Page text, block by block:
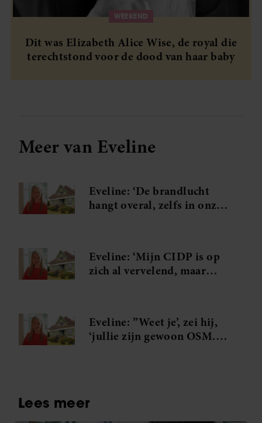
WEEKEND
Dit was Elizabeth Alice Wise, de royal die
terechtstond voor de dood van haar baby
Meer van Eveline
Eveline: ‘De brandlucht
hangt overal, zelfs in onze
Eveline: ‘Mijn CIDP is op
zich al vervelend, maar
Eveline: ”Weet je’, zei hij,
‘jullie zijn gewoon OSM.